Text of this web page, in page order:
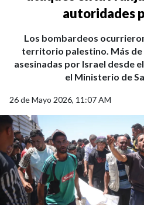
autoridades
Los bombardeos
territorio palestino. Más de
asesinadas por Israel desde
el Ministerio de
26 de Mayo 2026, 11:07 AM